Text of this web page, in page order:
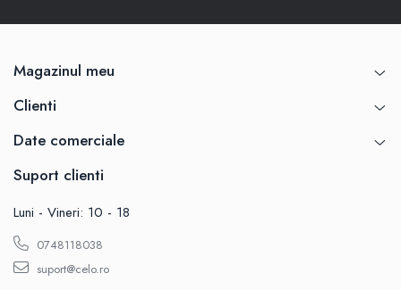
Magazinul meu
Clienti
Date comerciale
Suport clienti
Luni - Vineri: 10 - 18
0748118038
suport@celo.ro